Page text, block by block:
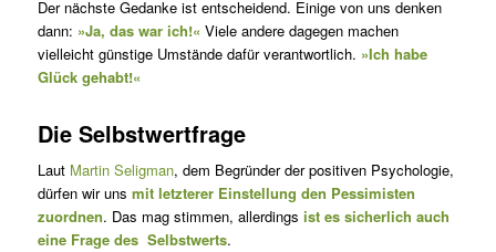
Der nächste Gedanke ist entscheidend. Einige von uns denken
dann: »Ja, das war ich!« Viele andere dagegen machen
vielleicht günstige Umstände dafür verantwortlich. »Ich habe
Glück gehabt!«
Die Selbstwertfrage
Laut Martin Seligman, dem Begründer der positiven Psychologie,
dürfen wir uns mit letzterer Einstellung den Pessimisten
zuordnen. Das mag stimmen, allerdings ist es sicherlich auch
eine Frage des Selbstwerts.